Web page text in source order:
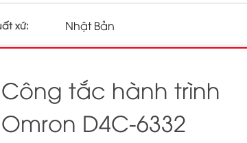
xứ: Nhật Bản
Công tắc hành trình
Omron D4C-6332